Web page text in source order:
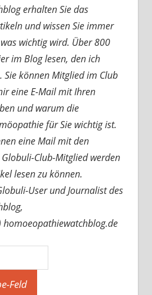
erhalten Sie das
und wissen Sie immer
wichtig wird. Über 800
im Blog lesen, den ich
können Mitglied im Club
eine E-Mail mit Ihren
und warum die
für Sie wichtig ist.
eine Mail mit den
Club-Mitglied werden
lesen zu können.
User und Journalist des